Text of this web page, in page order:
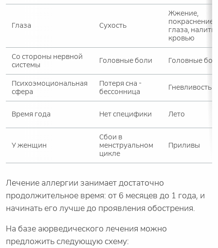
Глаза Сухость
Жжение,
покраснение;
глаза,
кровью
Со стороны нервной
системы
Головные боли Головные
Психоэмоциональная
сфера
Потеря сна -
бессонница
Гневливость
Время года Нет специфики Лето
У женщин
Сбои в
менструальном
цикле
Приливы
Лечение аллергии занимает достаточно
продолжительное время: от 6 месяцев до 1 года, и
начинать его лучше до проявления обострения.
На базе аюрведического лечения можно
предложить следующую схему: